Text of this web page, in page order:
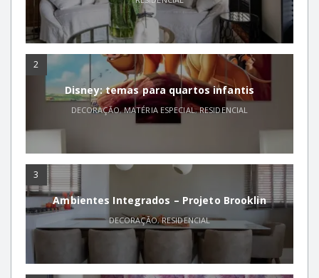
2
Disney: temas para quartos infantis
DECORAÇÃO,MATÉRIA ESPECIAL,RESIDENCIAL
3
Ambientes Integrados – Projeto Brooklin
DECORAÇÃO,RESIDENCIAL